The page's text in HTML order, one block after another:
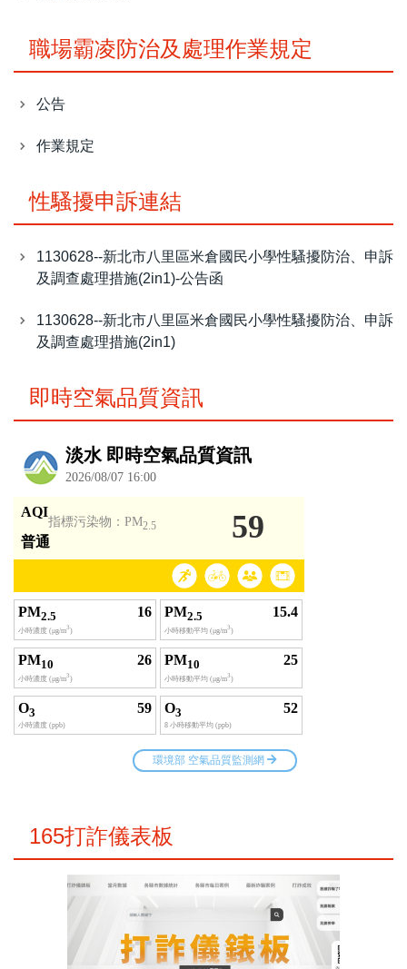
職場霸凌防治及處理作業規定
公告
作業規定
性騷擾申訴連結
1130628--新北市八里區米倉國民小學性騷擾防治、申訴
及調查處理措施(2in1)-公告函
1130628--新北市八里區米倉國民小學性騷擾防治、申訴
及調查處理措施(2in1)
即時空氣品質資訊
165打詐儀表板